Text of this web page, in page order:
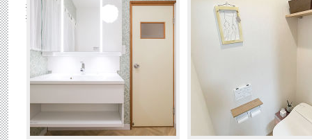
採用商品：アラウーノ手洗い
採用商品：洗面ドレッシング シーラ
イン